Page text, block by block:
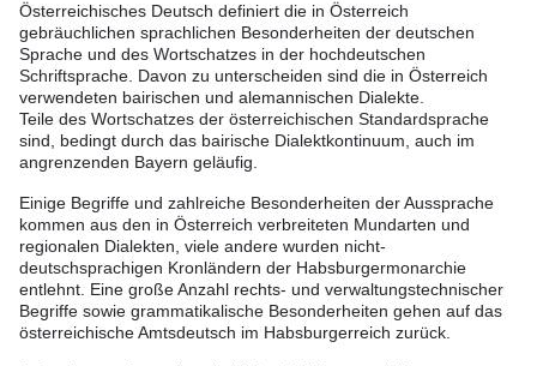
Österreichisches Deutsch definiert die in Österreich
gebräuchlichen sprachlichen Besonderheiten der deutschen
Sprache und des Wortschatzes in der hochdeutschen
Schriftsprache. Davon zu unterscheiden sind die in Österreich
verwendeten bairischen und alemannischen Dialekte.
Teile des Wortschatzes der österreichischen Standardsprache
sind, bedingt durch das bairische Dialektkontinuum, auch im
angrenzenden Bayern geläufig.
Einige Begriffe und zahlreiche Besonderheiten der Aussprache
kommen aus den in Österreich verbreiteten Mundarten und
regionalen Dialekten, viele andere wurden nicht-
deutschsprachigen Kronländern der Habsburgermonarchie
entlehnt. Eine große Anzahl rechts- und verwaltungstechnischer
Begriffe sowie grammatikalische Besonderheiten gehen auf das
österreichische Amtsdeutsch im Habsburgerreich zurück.